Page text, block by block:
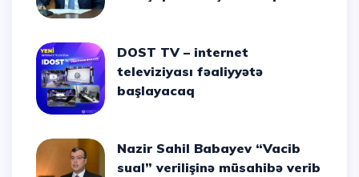
DOST TV – internet
televiziyası fəaliyyətə
başlayacaq
Nazir Sahil Babayev “Vacib
sual” verilişinə müsahibə verib